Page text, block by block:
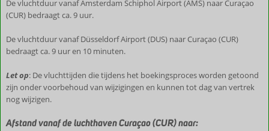
De vluchtduur vanaf Amsterdam Schiphol Airport (AMS) naar Curaçao
(CUR) bedraagt ca. 9 uur.
De vluchtduur vanaf Düsseldorf Airport (DUS) naar Curaçao (CUR)
bedraagt ca. 9 uur en 10 minuten.
Let op: De vluchttijden die tijdens het boekingsproces worden getoond
zijn onder voorbehoud van wijzigingen en kunnen tot dag van vertrek
nog wijzigen.
Afstand vanaf de luchthaven Curaçao (CUR) naar: